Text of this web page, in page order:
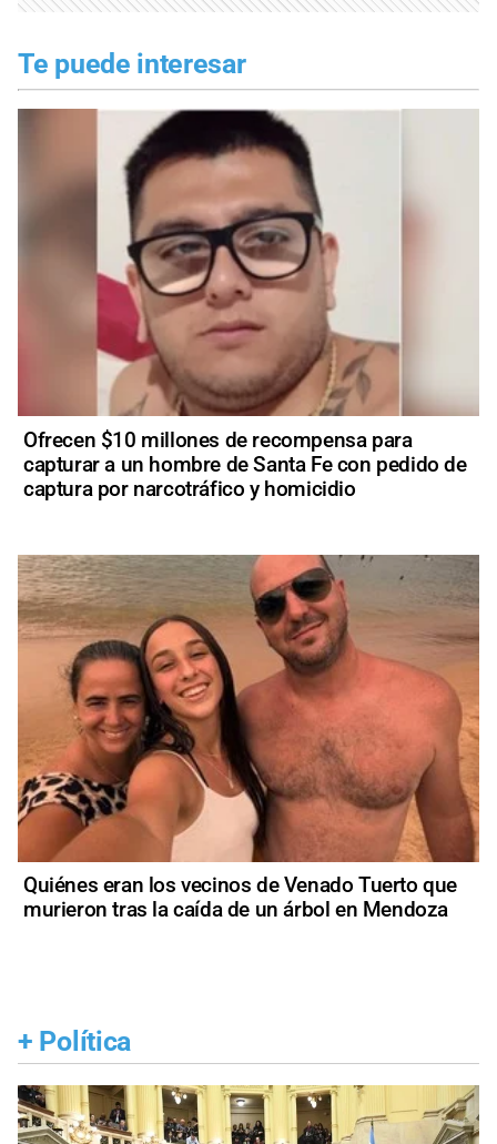
Te puede interesar
Ofrecen $10 millones de recompensa para
capturar a un hombre de Santa Fe con pedido de
captura por narcotráfico y homicidio
Quiénes eran los vecinos de Venado Tuerto que
murieron tras la caída de un árbol en Mendoza
+ Política